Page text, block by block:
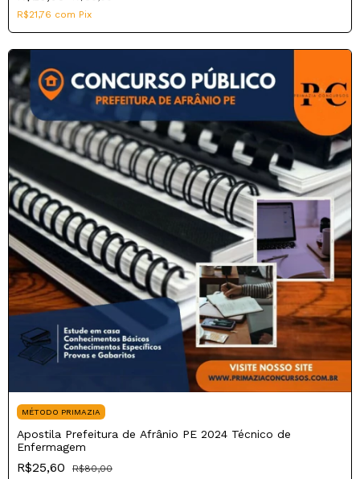
R$21,76 com Pix
MÉTODO PRIMAZIA
Apostila Prefeitura de Afrânio PE 2024 Técnico de
Enfermagem
R$25,60
R$80,00